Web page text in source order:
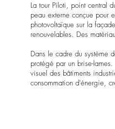
La tour Piloti, point central
peau externe conçue pour
photovoltaïque sur la
renouvelables. Des
Dans le cadre du système
protégé par un brise-
visuel des bâtiments
consommation d'énergie,